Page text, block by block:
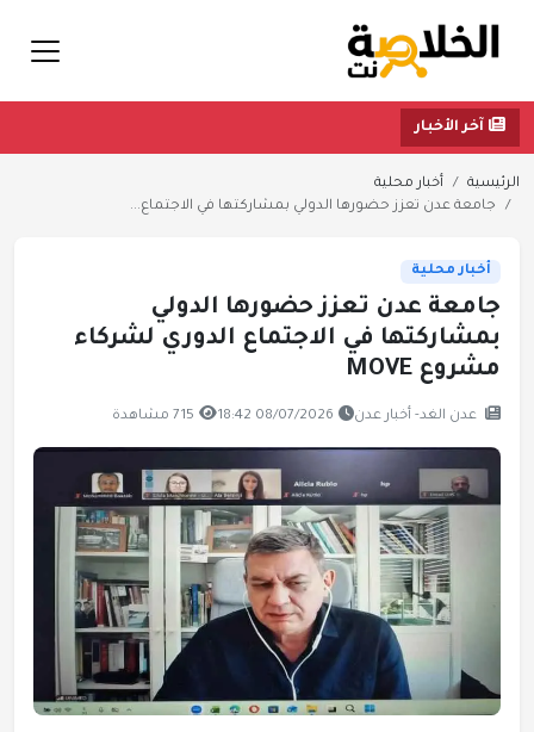
آخر الأخبار
الرئيسية
أخبار محلية
جامعة عدن تعزز حضورها الدولي بمشاركتها في الاجتماع...
أخبار محلية
جامعة عدن تعزز حضورها الدولي
بمشاركتها في الاجتماع الدوري لشركاء
مشروع MOVE
عدن الغد- أخبار عدن 08/07/2026 18:42 715 مشاهدة